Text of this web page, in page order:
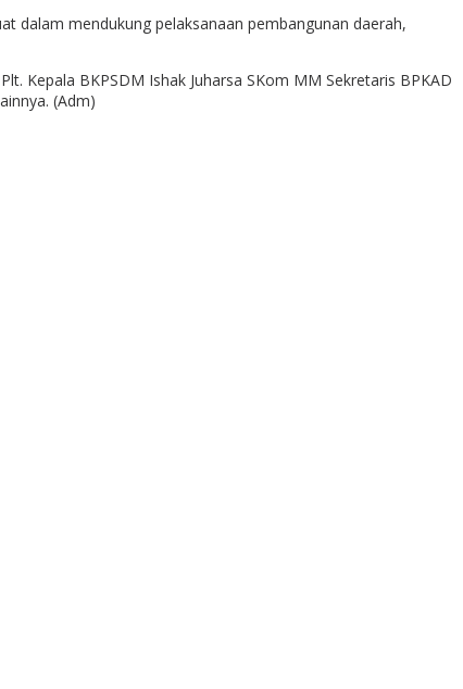
dalam mendukung pelaksanaan pembangunan daerah,
Kepala BKPSDM Ishak Juharsa SKom MM Sekretaris BPKAD
(Adm)